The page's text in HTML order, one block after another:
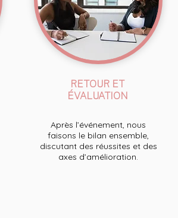
RETOUR ET
ÉVALUATION
Après l’événement, nous
faisons le bilan ensemble,
discutant des réussites et des
axes d’amélioration.